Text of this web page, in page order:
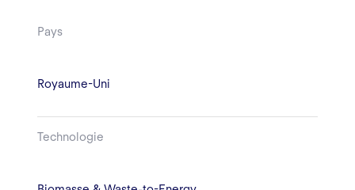
Pays
Royaume-Uni
Technologie